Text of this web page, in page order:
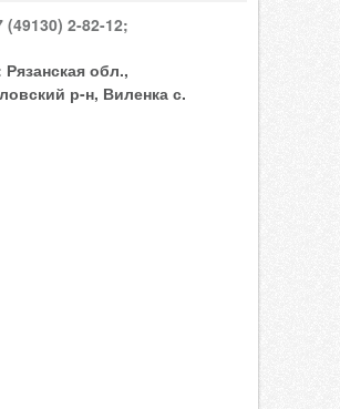
(49130) 2-82-12;
Рязанская обл.,
р-н, Виленка с.